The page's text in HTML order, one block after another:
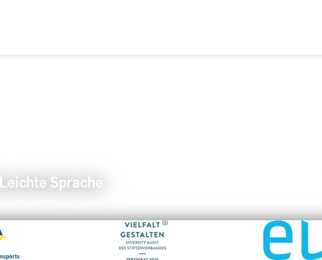
Leichte Sprache